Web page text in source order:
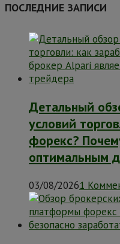
ПОСЛЕДНИЕ ЗАПИСИ
Детальный
условий
форекс?
оптимальным
03/08/20261